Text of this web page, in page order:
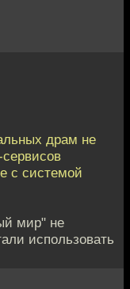
драм не
сервисов
с системой
мир" не
использовать